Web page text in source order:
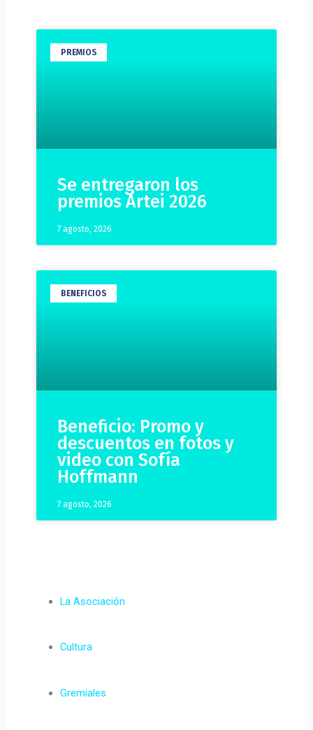
PREMIOS
Se entregaron los
premios Artei 2026
7 agosto, 2026
BENEFICIOS
Beneficio: Promo y
descuentos en fotos y
video con Sofía
Hoffmann
7 agosto, 2026
La Asociación
Cultura
Gremiales